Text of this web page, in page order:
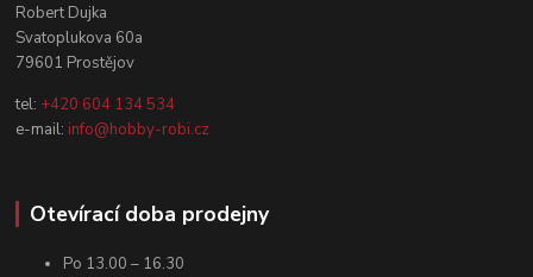
Robert Dujka
Svatoplukova 60a
79601 Prostějov
tel: +420 604 134 534
e-mail: info@hobby-robi.cz
Otevírací doba prodejny
Po 13.00 – 16.30